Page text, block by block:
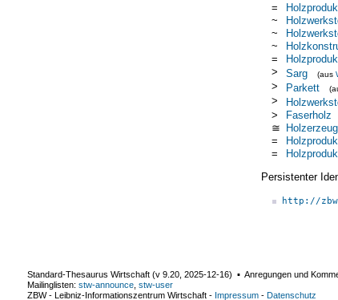
=
~
~
~
=
> Sarg (aus
> Parkett
>
> Faserholz
≅
=
=
Persistenter
http://
Standard-Thesaurus Wirtschaft (v 9.20 2025-12-16) ▪ Anregungen und
Mailinglisten: stw-announce stw-user
ZBW - Leibniz-Informationszentrum Wirtschaft - Impressum - Datenschutz